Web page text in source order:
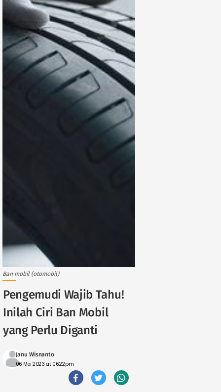
Ban mobil (otomobil)
Pengemudi Wajib Tahu!
Inilah Ciri Ban Mobil
yang Perlu Diganti
Janu Wisnanto
06 Mei 2023 at 06:22pm